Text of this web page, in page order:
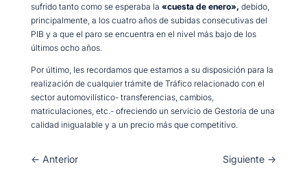
sufrido tanto como se esperaba la «cuesta de enero», debido,
principalmente, a los cuatro años de subidas consecutivas del
PIB y a que el paro se encuentra en el nivel más bajo de los
últimos ocho años.
Por último, les recordamos que estamos a su disposición para la
realización de cualquier trámite de Tráfico relacionado con el
sector automovilístico- transferencias, cambios,
matriculaciones, etc.- ofreciendo un servicio de Gestoría de una
calidad inigualable y a un precio más que competitivo.
← Anterior Siguiente →